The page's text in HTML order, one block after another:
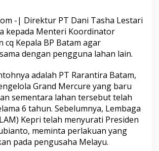
l
G
r
a
M
e
r
c
u
r
e
,
-| Direktur PT Dani Tasha Lestari
kepada Menteri Koordinator
cq Kepala BP Batam agar
dengan pengguna lahan lain.
adalah PT Rarantira Batam,
Grand Mercure yang baru
sementara lahan tersebut telah
6 tahun. Sebelumnya, Lembaga
Kepri telah menyurati Presiden
meminta perlakuan yang
pada pengusaha Melayu.